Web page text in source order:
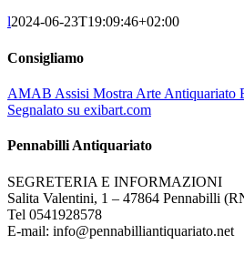
l2024-06-23T19:09:46+02:00
Consigliamo
AMAB Assisi Mostra Arte Antiquariato
Segnalato su exibart.com
Pennabilli Antiquariato
SEGRETERIA E INFORMAZIONI
Salita Valentini, 1 – 47864 Pennabilli
Tel 0541928578
E-mail: info@pennabilliantiquariato.net